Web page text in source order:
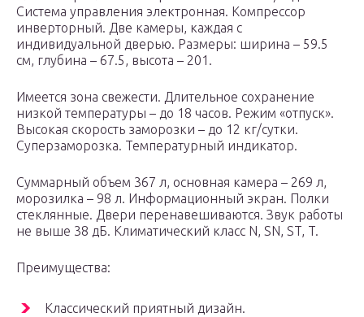
Система управления электронная. Компрессор
инверторный. Две камеры, каждая с
индивидуальной дверью. Размеры: ширина – 59.5
см, глубина – 67.5, высота – 201.
Имеется зона свежести. Длительное сохранение
низкой температуры – до 18 часов. Режим «отпуск».
Высокая скорость заморозки – до 12 кг/сутки.
Суперзаморозка. Температурный индикатор.
Суммарный объем 367 л, основная камера – 269 л,
морозилка – 98 л. Информационный экран. Полки
стеклянные. Двери перенавешиваются. Звук работы
не выше 38 дБ. Климатический класс N, SN, ST, T.
Преимущества:
Классический приятный дизайн.